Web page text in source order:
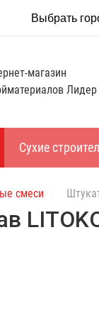
Выбрать
магазин
Сухие
смеси